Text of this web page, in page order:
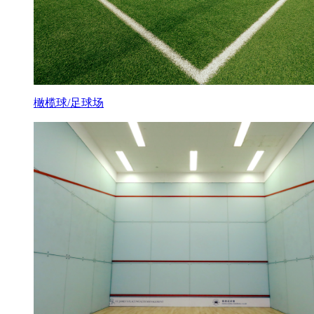
橄榄球/足球场